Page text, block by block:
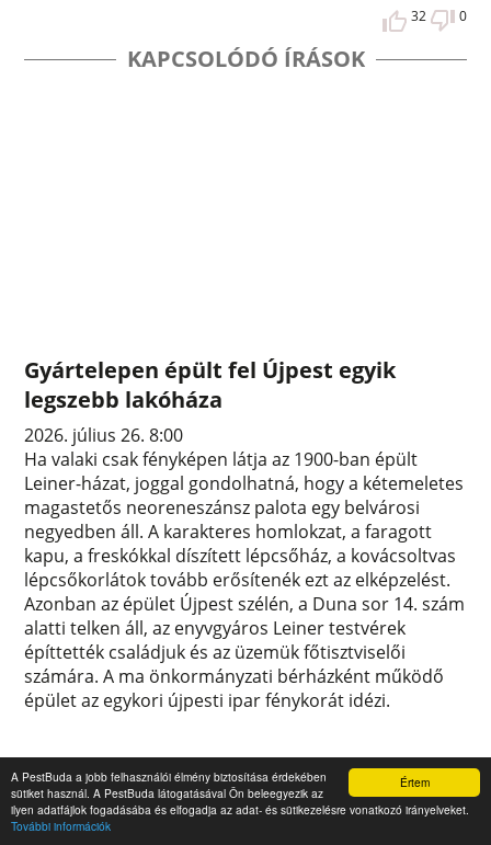
Értem
A PestBuda a jobb felhasználói élmény biztosítása érdekében
sütiket használ. A PestBuda látogatásával Ön beleegyezik az
ilyen adatfájlok fogadásába és elfogadja az adat- és sütikezelésre vonatkozó irányelveket.
További információk
32 0
KAPCSOLÓDÓ ÍRÁSOK
Gyártelepen épült fel Újpest egyik
legszebb lakóháza
2026. július 26. 8:00
Ha valaki csak fényképen látja az 1900-ban épült
Leiner-házat, joggal gondolhatná, hogy a kétemeletes
magastetős neoreneszánsz palota egy belvárosi
negyedben áll. A karakteres homlokzat, a faragott
kapu, a freskókkal díszített lépcsőház, a kovácsoltvas
lépcsőkorlátok tovább erősítenék ezt az elképzelést.
Azonban az épület Újpest szélén, a Duna sor 14. szám
alatti telken áll, az enyvgyáros Leiner testvérek
építtették családjuk és az üzemük főtisztviselői
számára. A ma önkormányzati bérházként működő
épület az egykori újpesti ipar fénykorát idézi.